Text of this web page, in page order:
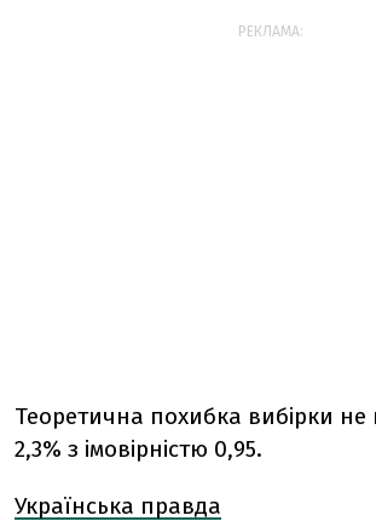
РЕКЛАМА:
Теоретична похибка вибірки
2,3% з імовірністю 0,95.
Українська правда